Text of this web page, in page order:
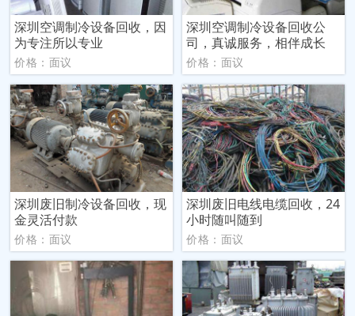
深圳空调制冷设备回收，因
为专注所以专业
价格：面议
深圳空调制冷设备回收公
司，真诚服务，相伴成长
价格：面议
深圳废旧制冷设备回收，现
金灵活付款
价格：面议
深圳废旧电线电缆回收，24
小时随叫随到
价格：面议